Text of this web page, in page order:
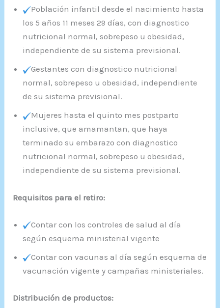
Población infantil desde el nacimiento hasta
los 5 años 11 meses 29 días, con diagnostico
nutricional normal, sobrepeso u obesidad,
independiente de su sistema previsional.
Gestantes con diagnostico nutricional
normal, sobrepeso u obesidad, independiente
de su sistema previsional.
Mujeres hasta el quinto mes postparto
inclusive, que amamantan, que haya
terminado su embarazo con diagnostico
nutricional normal, sobrepeso u obesidad,
independiente de su sistema previsional.
Requisitos para el retiro:
Contar con los controles de salud al día
según esquema ministerial vigente
Contar con vacunas al día según esquema de
vacunación vigente y campañas ministeriales.
Distribución de productos: